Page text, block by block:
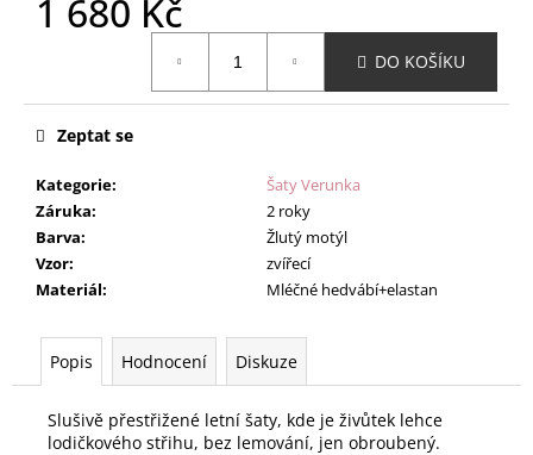
1 680 Kč
DO KOŠÍKU
Kategorie:
Šaty Verunka
Záruka:
2 roky
Barva:
Žlutý motýl
Vzor:
zvířecí
Materiál: Mléčné hedvábí+elastan
Zeptat se
Popis Hodnocení Diskuze
Slušivě přestřižené letní šaty, kde je živůtek lehce
lodičkového střihu, bez lemování, jen obroubený.